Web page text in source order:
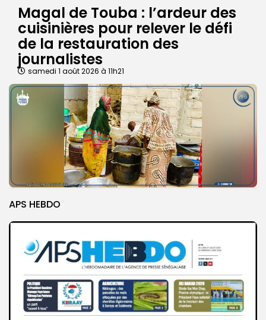
Magal de Touba : l’ardeur des
cuisinières pour relever le défi
de la restauration des
journalistes
samedi 1 août 2026 à 11h21
APS HEBDO